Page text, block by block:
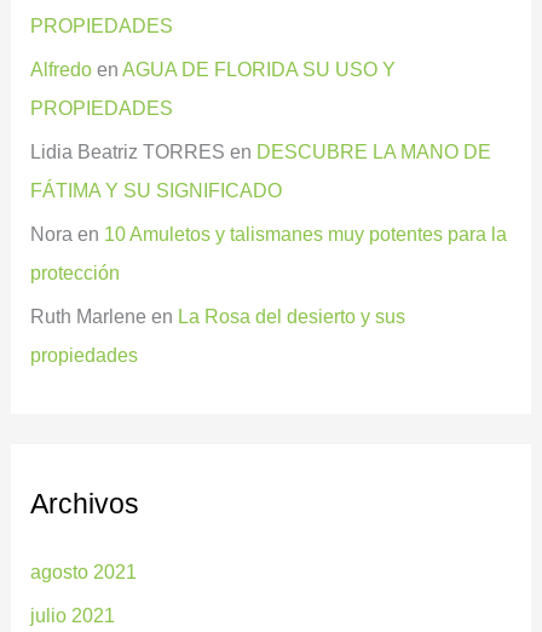
PROPIEDADES
Alfredo enAGUA DE FLORIDA SU USO Y
PROPIEDADES
Lidia Beatriz TORRES en DESCUBRE LA MANO DE
FÁTIMA Y SU SIGNIFICADO
Nora en 10 Amuletos y talismanes muy potentes para la
protección
Ruth Marlene en La Rosa del desierto y sus
propiedades
Archivos
agosto 2021
julio 2021